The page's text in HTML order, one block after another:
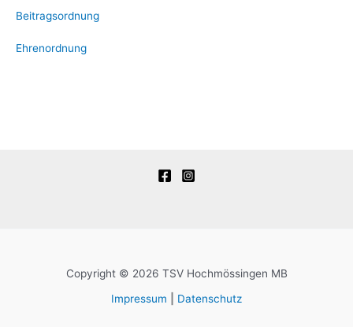
Beitragsordnung
Ehrenordnung
Copyright © 2026 TSV Hochmössingen MB
Impressum
Datenschutz